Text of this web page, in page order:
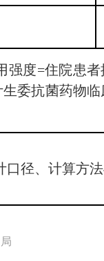
强度=住院患
生委抗菌药物
口径、计算方